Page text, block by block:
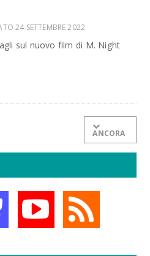
24 SETTEMBRE 2022
sul nuovo film di M. Night
ANCORA